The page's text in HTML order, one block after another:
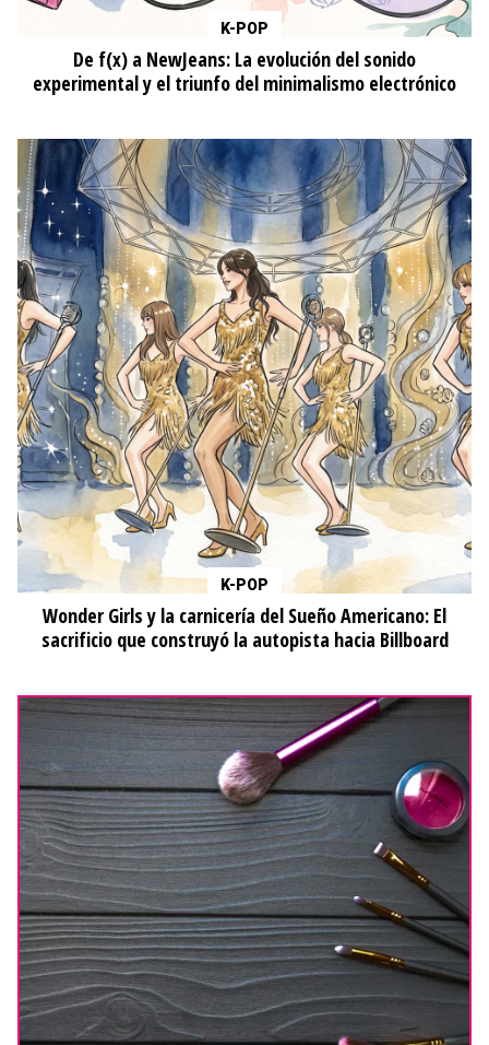
K-POP
De f(x) a NewJeans: La evolución del sonido
experimental y el triunfo del minimalismo electrónico
K-POP
Wonder Girls y la carnicería del Sueño Americano: El
sacrificio que construyó la autopista hacia Billboard